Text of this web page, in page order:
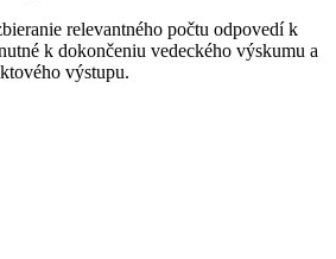
relevantného počtu odpovedí k
k dokončeniu vedeckého výskumu a
výstupu.